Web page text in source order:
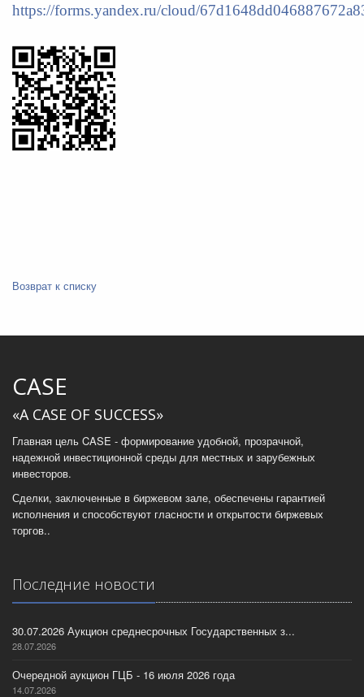
https://forms.yandex.ru/cloud/
Возврат к списку
CASE
«A CASE OF SUCCESS»
Главная цель CASE - формирование удобной, прозрачной,
надежной инвестиционной среды для местных и зарубежных
инвесторов.
Сделки, заключенные в биржевом зале, обеспечены гарантией
исполнения и способствуют гласности и открытости биржевых
торгов..
Последние новости
30.07.2026 Аукцион среднесрочных Государственных з...
28.07.2026
Очередной аукцион ГЦБ - 16 июля 2026 года
14.07.2026